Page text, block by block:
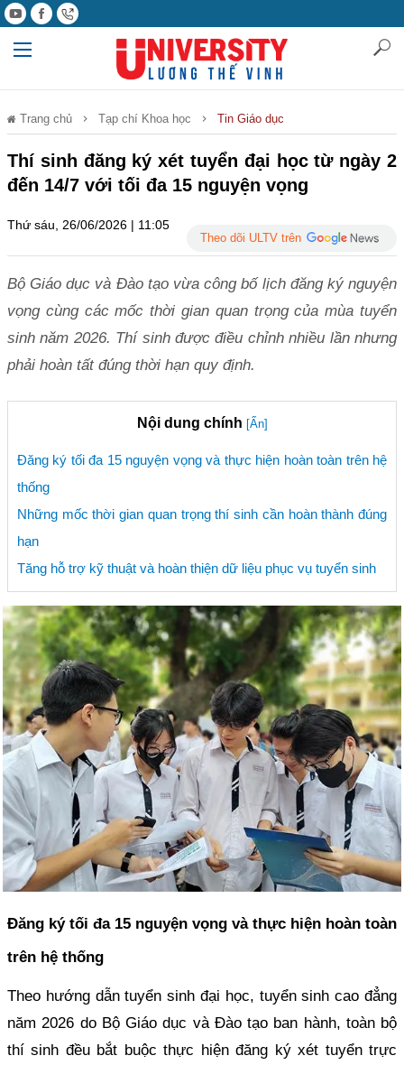
Trang chủ Tạp chí Khoa học Tin Giáo dục
Thí sinh đăng ký xét tuyển đại học từ ngày 2
đến 14/7 với tối đa 15 nguyện vọng
Thứ sáu, 26/06/2026 | 11:05
Theo dõi ULTV trên
Bộ Giáo dục và Đào tạo vừa công bố lịch đăng ký nguyện
vọng cùng các mốc thời gian quan trọng của mùa tuyển
sinh năm 2026. Thí sinh được điều chỉnh nhiều lần nhưng
phải hoàn tất đúng thời hạn quy định.
Nội dung chính [Ẩn]
Đăng ký tối đa 15 nguyện vọng và thực hiện hoàn toàn trên hệ
thống
Những mốc thời gian quan trọng thí sinh cần hoàn thành đúng
hạn
Tăng hỗ trợ kỹ thuật và hoàn thiện dữ liệu phục vụ tuyển sinh
Đăng ký tối đa 15 nguyện vọng và thực hiện hoàn toàn
trên hệ thống
Theo hướng dẫn tuyển sinh đại học, tuyển sinh cao đẳng
năm 2026 do Bộ Giáo dục và Đào tạo ban hành, toàn bộ
thí sinh đều bắt buộc thực hiện đăng ký xét tuyển trực